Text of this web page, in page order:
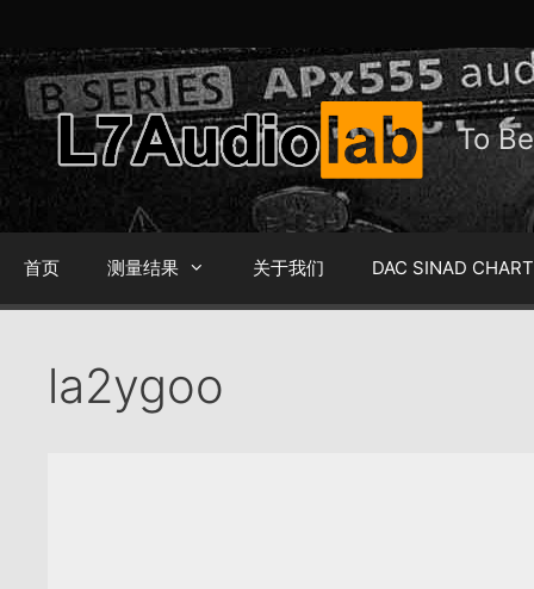
内
容
To
首页 测量结果 关于我们 DAC SINAD
la2ygoo